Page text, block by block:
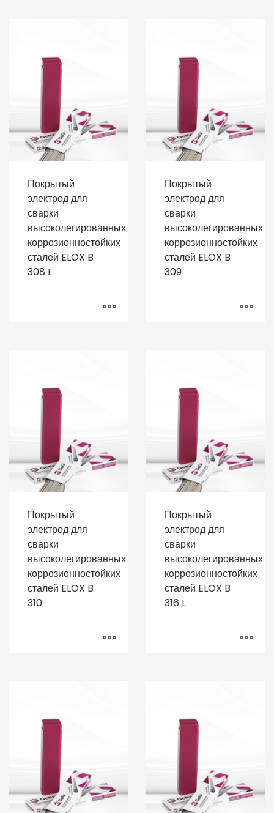
Покрытый
электрод для
сварки
высоколегированных
коррозионностойких
сталей ELOX B
308 L
Покрытый
электрод для
сварки
высоколегированных
коррозионностойких
сталей ELOX B
309
Покрытый
электрод для
сварки
высоколегированных
коррозионностойких
сталей ELOX B
310
Покрытый
электрод для
сварки
высоколегированных
коррозионностойких
сталей ELOX B
316 L